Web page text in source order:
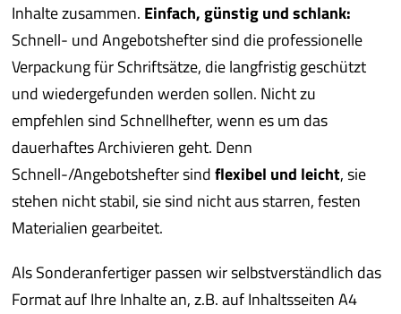
Inhalte zusammen. Einfach, günstig und schlank:
Schnell- und Angebotshefter sind die professionelle
Verpackung für Schriftsätze, die langfristig geschützt
und wiedergefunden werden sollen. Nicht zu
empfehlen sind Schnellhefter, wenn es um das
dauerhaftes Archivieren geht. Denn
Schnell-/Angebotshefter sindflexibel und leicht, sie
stehen nicht stabil, sie sind nicht aus starren, festen
Materialien gearbeitet.
Als Sonderanfertiger passen wir selbstverständlich das
Format auf Ihre Inhalte an, z.B. auf Inhaltsseiten A4